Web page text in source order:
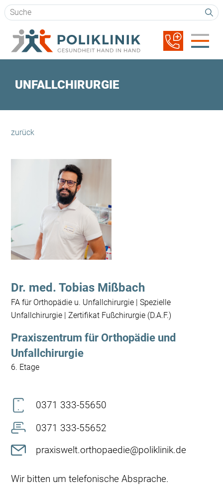
Suchbegriffe
Navigation
überspringen
UNFALLCHIRURGIE
zurück
Dr. med. Tobias Mißbach
FA für Orthopädie u. Unfallchirurgie | Spezielle
Unfallchirurgie | Zertifikat Fußchirurgie (D.A.F.)
Praxiszentrum für Orthopädie und
Unfallchirurgie
6. Etage
0371 333-55650
0371 333-55652
praxiswelt.orthopaedie@poliklinik.de
Wir bitten um telefonische Absprache.